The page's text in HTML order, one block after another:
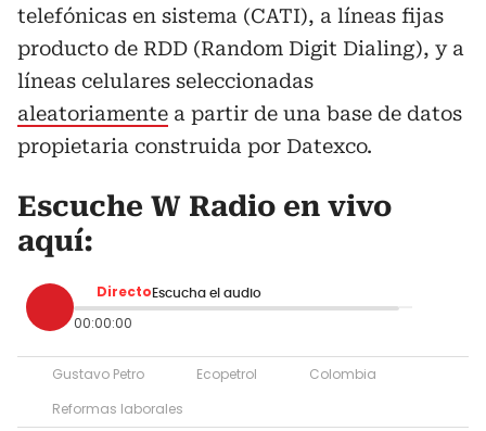
telefónicas en sistema (CATI), a líneas fijas
producto de RDD (Random Digit Dialing), y a
líneas celulares seleccionadas
aleatoriamente a partir de una base de datos
propietaria construida por Datexco.
Escuche W Radio en vivo
aquí:
Directo Escucha el audio
00:00:00
Gustavo Petro Ecopetrol
Colombia
Reformas laborales